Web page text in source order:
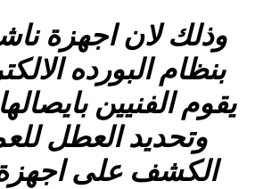
وذلك لان اجهزة
بنظام البورده
يقوم الفنيين
وتحديد العطل
الكشف على